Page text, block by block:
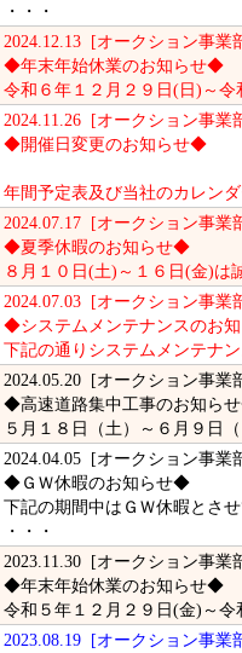
・・・
2024.12.13 [オークション事業
◆年末年始休業のお知らせ◆
令和６年１２月２９日(日)～令
2024.11.26 [オークション事業
◆開催日変更のお知らせ◆
年間予定表及び当社のカレン
2024.07.17 [オークション事業
◆夏季休暇のお知らせ◆
８月１０日(土)～１６日(金)は
2024.07.03 [オークション事業
◆システムメンテナンスのお
下記の通りシステムメンテナ
2024.05.20 [オークション事業
◆高速道路集中工事のお知ら
５月１８日（土）～６月９日
2024.04.05 [オークション事業
◆ＧＷ休暇のお知らせ◆
下記の期間中はＧＷ休暇とさせ
・・・
2023.11.30 [オークション事業
◆年末年始休業のお知らせ◆
令和５年１２月２９日(金)～令
2023.08.19 [オークション事業